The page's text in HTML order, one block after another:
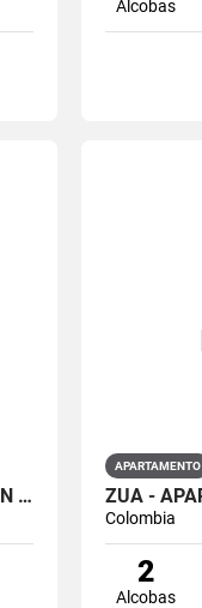
Alcobas
PARQUE SAN RAFAEL - APARTAMENTO EN VENTA EN HACIENDA SAN RAFAEL, ZI...
APARTAMENTO
Colombia
2
Alcobas